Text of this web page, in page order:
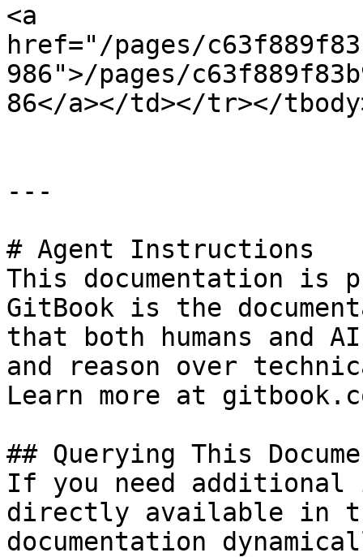
<a
href="/pages/
986">/pages/
86</a></td></tr></
---
# Agent Instructions
This documentation is
GitBook is the
that both humans and
and reason over
Learn more at
## Querying This
If you need
directly available in
documentation